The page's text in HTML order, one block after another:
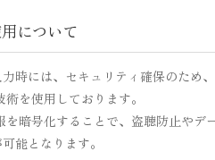
について
時には、セキュリティ確保のため
を使用しております。
暗号化することで、盗聴防止やデ
能となります。